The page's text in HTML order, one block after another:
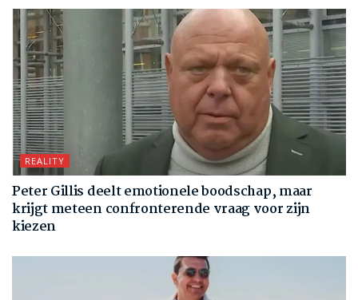
REALITY
Peter Gillis deelt emotionele boodschap, maar
krijgt meteen confronterende vraag voor zijn
kiezen